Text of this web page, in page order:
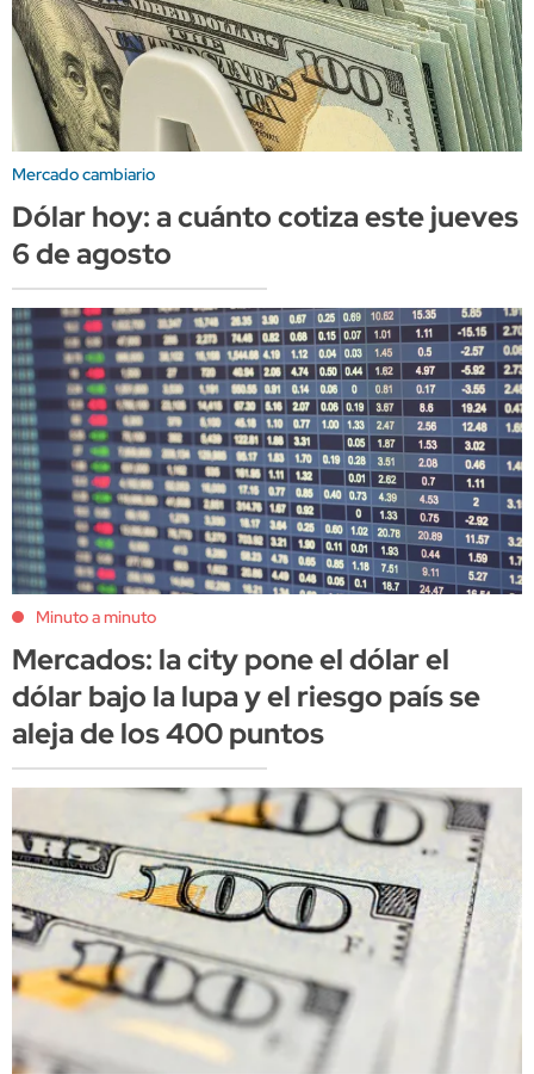
Mercado cambiario
Dólar hoy: a cuánto cotiza este jueves
6 de agosto
Minuto a minuto
Mercados: la city pone el dólar el
dólar bajo la lupa y el riesgo país se
aleja de los 400 puntos